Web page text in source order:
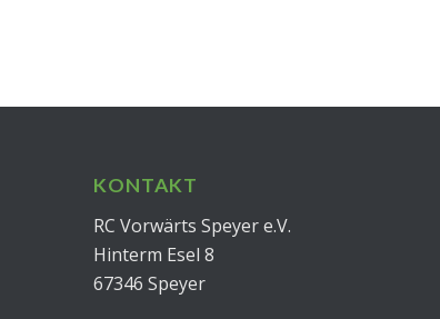
KONTAKT
RC Vorwärts Speyer e.V.
Hinterm Esel 8
67346 Speyer